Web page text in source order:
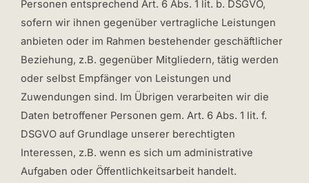
Personen entsprechend Art. 6 Abs. 1 lit. b. DSGVO,
sofern wir ihnen gegenüber vertragliche Leistungen
anbieten oder im Rahmen bestehender geschäftlicher
Beziehung, z.B. gegenüber Mitgliedern, tätig werden
oder selbst Empfänger von Leistungen und
Zuwendungen sind. Im Übrigen verarbeiten wir die
Daten betroffener Personen gem. Art. 6 Abs. 1 lit. f.
DSGVO auf Grundlage unserer berechtigten
Interessen, z.B. wenn es sich um administrative
Aufgaben oder Öffentlichkeitsarbeit handelt.